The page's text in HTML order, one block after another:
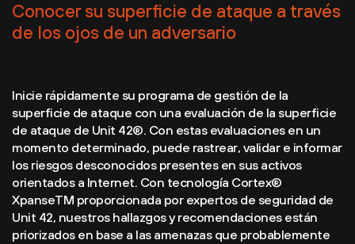
Conocer su superficie de ataque a través
de los ojos de un adversario
Inicie rápidamente su programa de gestión de la
superficie de ataque con una evaluación de la superficie
de ataque de Unit 42®. Con estas evaluaciones en un
momento determinado, puede rastrear, validar e informar
los riesgos desconocidos presentes en sus activos
orientados a Internet. Con tecnología Cortex®
XpanseTM proporcionada por expertos de seguridad de
Unit 42, nuestros hallazgos y recomendaciones están
priorizados en base a las amenazas que probablemente